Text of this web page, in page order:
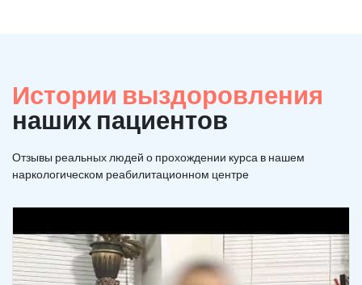
Истории выздоровления
наших пациентов
Отзывы реальных людей о прохождении курса в нашем
наркологическом реабилитационном центре